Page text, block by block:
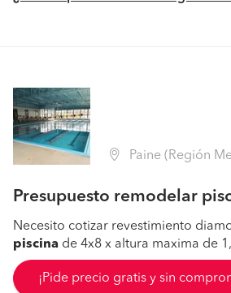
Paine (Región
Presupuesto remodelar
Necesito cotizar revestimiento
piscina de 4x8 x altura maxima de
¡Pide precio gratis y sin